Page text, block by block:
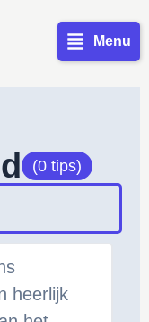
Menu
(0 tips)
heerlijk